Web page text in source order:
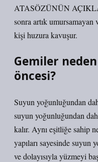
ATASÖZÜNÜN
sonra artık umursamayan
kişi huzura kavuşur.
Gemiler
öncesi?
Suyun yoğunluğundan
suyun yoğunluğundan
kalır. Aynı eşitliğe sahip
yapıları sayesinde suyun
ve dolayısıyla yüzmeyi